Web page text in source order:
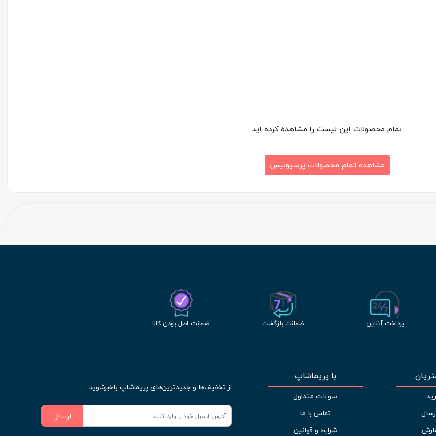
تمام محصولات این لیست را مشاهده کرده اید
مشاهده تمام محصولات پرسپولیس
پرداخت آنلاین ضمانت بازگشت ضمانت اصل بودن کالا
با پریماشاپ
سوالات متداول
تماس با ما
شرایط و قوانین
از تخفیف‌ها و جدیدترین‌های پریماشاپ باخبرشوید:
ارسال